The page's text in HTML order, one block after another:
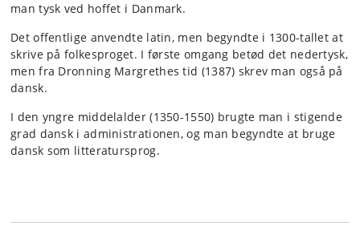
man tysk ved hoffet i Danmark.
Det offentlige anvendte latin, men begyndte i 1300-tallet at
skrive på folkesproget. I første omgang betød det nedertysk,
men fra Dronning Margrethes tid (1387) skrev man også på
dansk.
I den yngre middelalder (1350-1550) brugte man i stigende
grad dansk i administrationen, og man begyndte at bruge
dansk som litteratursprog.